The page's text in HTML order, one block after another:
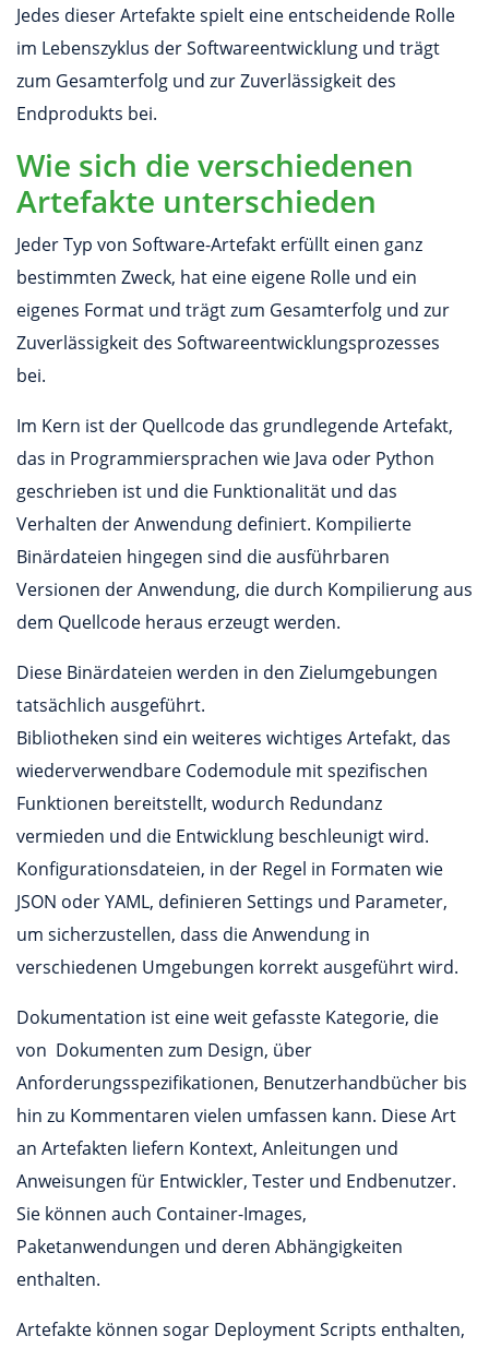
Jedes dieser Artefakte spielt eine entscheidende Rolle
im Lebenszyklus der Softwareentwicklung und trägt
zum Gesamterfolg und zur Zuverlässigkeit des
Endprodukts bei.
Wie sich die verschiedenen
Artefakte unterschieden
Jeder Typ von Software-Artefakt erfüllt einen ganz
bestimmten Zweck, hat eine eigene Rolle und ein
eigenes Format und trägt zum Gesamterfolg und zur
Zuverlässigkeit des Softwareentwicklungsprozesses
bei.
Im Kern ist der Quellcode das grundlegende Artefakt,
das in Programmiersprachen wie Java oder Python
geschrieben ist und die Funktionalität und das
Verhalten der Anwendung definiert. Kompilierte
Binärdateien hingegen sind die ausführbaren
Versionen der Anwendung, die durch Kompilierung aus
dem Quellcode heraus erzeugt werden.
Diese Binärdateien werden in den Zielumgebungen
tatsächlich ausgeführt.
Bibliotheken sind ein weiteres wichtiges Artefakt, das
wiederverwendbare Codemodule mit spezifischen
Funktionen bereitstellt, wodurch Redundanz
vermieden und die Entwicklung beschleunigt wird.
Konfigurationsdateien, in der Regel in Formaten wie
JSON oder YAML, definieren Settings und Parameter,
um sicherzustellen, dass die Anwendung in
verschiedenen Umgebungen korrekt ausgeführt wird.
Dokumentation ist eine weit gefasste Kategorie, die
von Dokumenten zum Design, über
Anforderungsspezifikationen, Benutzerhandbücher bis
hin zu Kommentaren vielen umfassen kann. Diese Art
an Artefakten liefern Kontext, Anleitungen und
Anweisungen für Entwickler, Tester und Endbenutzer.
Sie können auch Container-Images,
Paketanwendungen und deren Abhängigkeiten
enthalten.
Artefakte können sogar Deployment Scripts enthalten,